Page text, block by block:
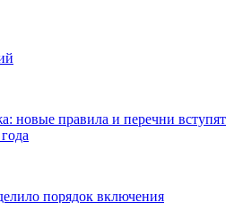
новые правила и перечни вступят
порядок включения